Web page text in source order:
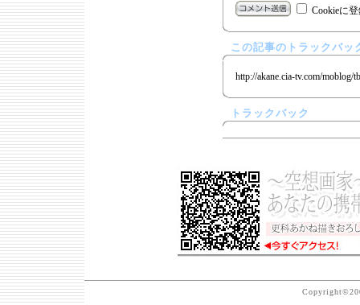
Cookieに
この記事のトラックバッ
http://akane.cia-tv.com/moblog/
トラックバック